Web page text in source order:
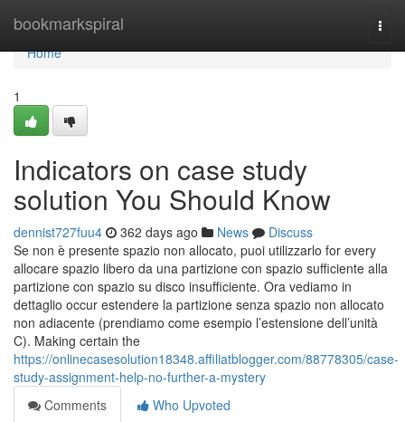
bookmarkspiral
Home
Home
1
Indicators on case study
solution You Should Know
dennist727fuu4 362 days ago News
Discuss
Se non è presente spazio non allocato, puoi utilizzarlo for every
allocare spazio libero da una partizione con spazio sufficiente alla
partizione con spazio su disco insufficiente. Ora vediamo in
dettaglio occur estendere la partizione senza spazio non allocato
non adiacente (prendiamo come esempio l’estensione dell’unità
C). Making certain the
https://onlinecasesolution18348.affiliatblogger.com/88778305/case-
study-assignment-help-no-further-a-mystery
Comments
Who Upvoted